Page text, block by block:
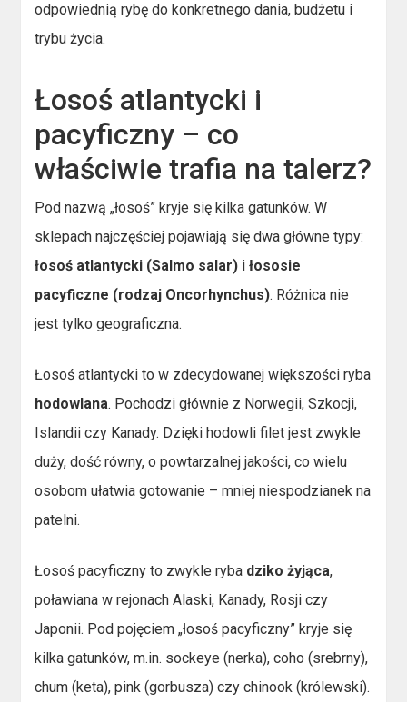
odpowiednią rybę do konkretnego dania, budżetu i
trybu życia.
Łosoś atlantycki i
pacyficzny – co
właściwie trafia na talerz?
Pod nazwą „łosoś” kryje się kilka gatunków. W
sklepach najczęściej pojawiają się dwa główne typy:
łosoś atlantycki (Salmo salar) iłososie
pacyficzne (rodzaj Oncorhynchus). Różnica nie
jest tylko geograficzna.
Łosoś atlantycki to w zdecydowanej większości ryba
hodowlana. Pochodzi głównie z Norwegii, Szkocji,
Islandii czy Kanady. Dzięki hodowli filet jest zwykle
duży, dość równy, o powtarzalnej jakości, co wielu
osobom ułatwia gotowanie – mniej niespodzianek na
patelni.
Łosoś pacyficzny to zwykle ryba dziko żyjąca,
poławiana w rejonach Alaski, Kanady, Rosji czy
Japonii. Pod pojęciem „łosoś pacyficzny” kryje się
kilka gatunków, m.in. sockeye (nerka), coho (srebrny),
chum (keta), pink (gorbusza) czy chinook (królewski).